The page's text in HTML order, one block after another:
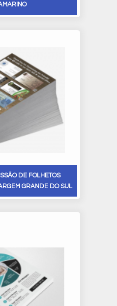
DE FOLHETOS
GRANDE DO SUL